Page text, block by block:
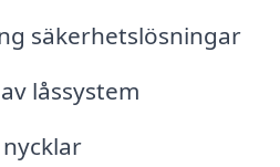
säkerhetslösningar
låssystem